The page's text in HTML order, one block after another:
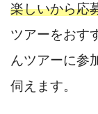
楽しいから応
ツアーをおす
んツアーに参
伺えます。